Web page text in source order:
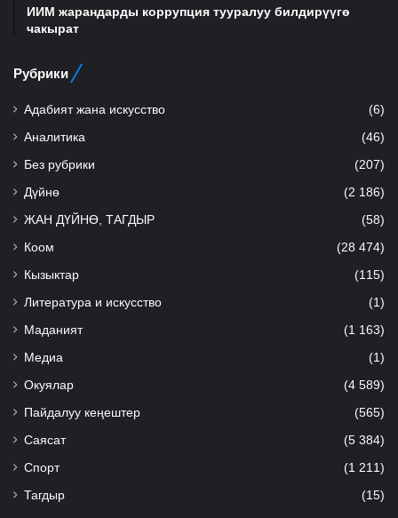
ИИМ жарандарды коррупция тууралуу билдирүүгө
чакырат
Рубрики
Адабият жана искусство (6)
Аналитика (46)
Без рубрики (207)
Дүйнө (2 186)
ЖАН ДҮЙНӨ, ТАГДЫР (58)
Коом (28 474)
Кызыктар (115)
Литература и искусство (1)
Маданият (1 163)
Медиа (1)
Окуялар (4 589)
Пайдалуу кеңештер (565)
Саясат (5 384)
Спорт (1 211)
Тагдыр (15)